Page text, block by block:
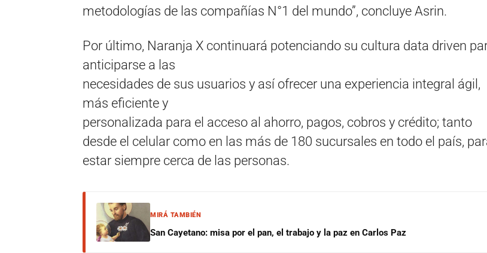
metodologías de las compañías N°1 del mundo”, concluye Asrin.
Por último, Naranja X continuará potenciando su cultura data driven
anticiparse a las
necesidades de sus usuarios y así ofrecer una experiencia integral ágil,
más eficiente y
personalizada para el acceso al ahorro, pagos, cobros y crédito; tanto
desde el celular como en las más de 180 sucursales en todo el país,
estar siempre cerca de las personas.
MIRÁ TAMBIÉN
San Cayetano: misa por el pan, el trabajo y la paz en Carlos Paz